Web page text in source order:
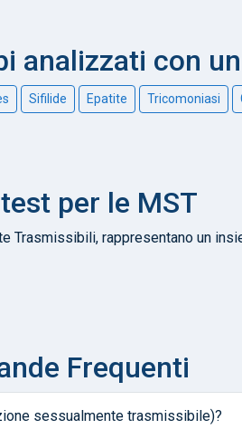
analizzati con
Sifilide Epatite Tricomoniasi
per le MST
Trasmissibili, rappresentano un
Frequenti
sessualmente trasmissibile)?